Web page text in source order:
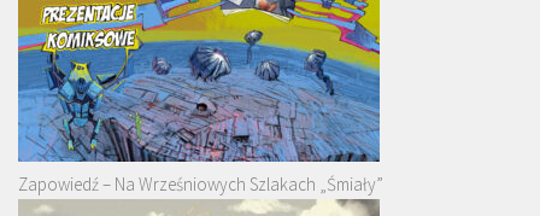
Zapowiedź – Na Wrześniowych Szlakach „Śmiały”